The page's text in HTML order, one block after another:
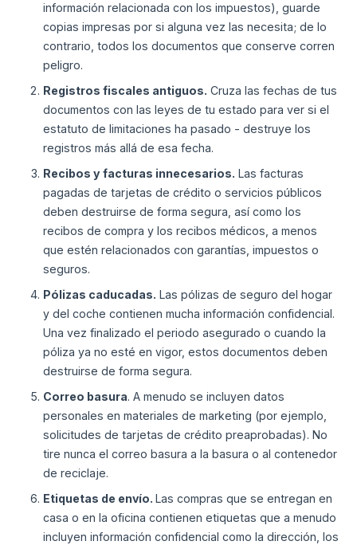
información relacionada con los impuestos), guarde
copias impresas por si alguna vez las necesita; de lo
contrario, todos los documentos que conserve corren
peligro.
Registros fiscales antiguos. Cruza las fechas de tus
documentos con las leyes de tu estado para ver si el
estatuto de limitaciones ha pasado - destruye los
registros más allá de esa fecha.
Recibos y facturas innecesarios. Las facturas
pagadas de tarjetas de crédito o servicios públicos
deben destruirse de forma segura, así como los
recibos de compra y los recibos médicos, a menos
que estén relacionados con garantías, impuestos o
seguros.
Pólizas caducadas. Las pólizas de seguro del hogar
y del coche contienen mucha información confidencial.
Una vez finalizado el periodo asegurado o cuando la
póliza ya no esté en vigor, estos documentos deben
destruirse de forma segura.
Correo basura. A menudo se incluyen datos
personales en materiales de marketing (por ejemplo,
solicitudes de tarjetas de crédito preaprobadas). No
tire nunca el correo basura a la basura o al contenedor
de reciclaje.
Etiquetas de envío.Las compras que se entregan en
casa o en la oficina contienen etiquetas que a menudo
incluyen información confidencial como la dirección, los